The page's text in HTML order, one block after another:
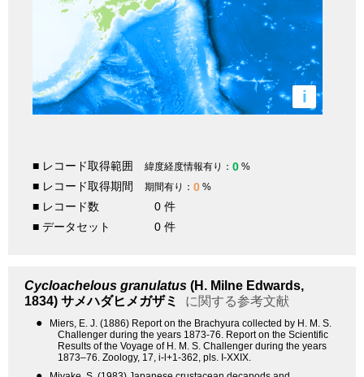
i
■ レコード取得範囲 緯度経度情報有り： 0 %
■ レコード取得期間 期間有り： 0 %
■ レコード数
0 件
■ データセット
0 件
Cycloachelous granulatus (H. Milne Edwards,
1834) サメハダヒメガザミ に関する参考文献
●
Miers, E. J. (1886) Report on the Brachyura collected by H. M. S.
Challenger during the years 1873-76. Report on the Scientific
Results of the Voyage of H. M. S. Challenger during the years
1873–76. Zoology, 17, i-l+1-362, pls. I-XXIX.